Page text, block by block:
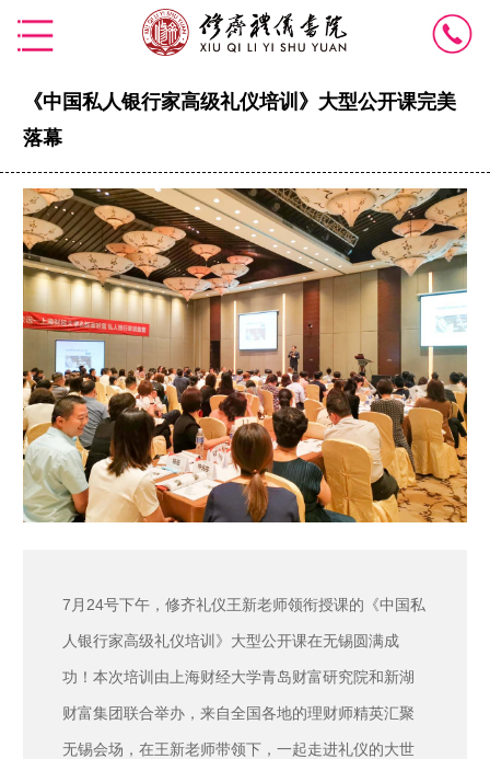
《中国私人银行家高级礼仪培训》大型公开课完美
落幕
7月24号下午，修齐礼仪王新老师领衔授课的《中国私
人银行家高级礼仪培训》大型公开课在无锡圆满成
功！本次培训由上海财经大学青岛财富研究院和新湖
财富集团联合举办，来自全国各地的理财师精英汇聚
无锡会场，在王新老师带领下，一起走进礼仪的大世